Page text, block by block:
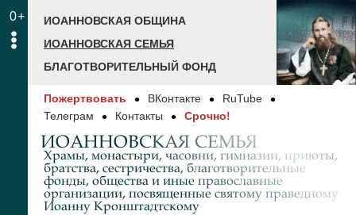
0+
ИОАННОВСКАЯ ОБЩИНА
ИОАННОВСКАЯ СЕМЬЯ
БЛАГОТВОРИТЕЛЬНЫЙ ФОНД
Пожертвовать ВКонтакте
RuTube
Телеграм
Контакты Срочно!
ИОАННОВСКАЯ СЕМЬЯ
Храмы, монастыри, часовни, гимназии, приюты,
братства, сестричества, благотворительные
фонды, общества и иные православные
организации, посвященные святому праведному
Иоанну Кронштадтскому